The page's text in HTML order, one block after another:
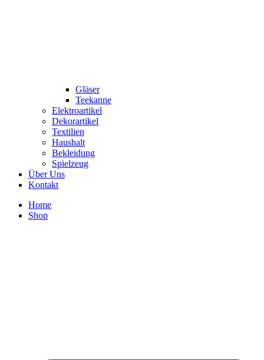
Gläser
Teekanne
Elektroartikel
Dekorartikel
Textilien
Haushalt
Bekleidung
Spielzeug
Über Uns
Kontakt
Home
Shop